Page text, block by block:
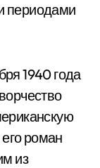
периодами
1940 года
его роман
из